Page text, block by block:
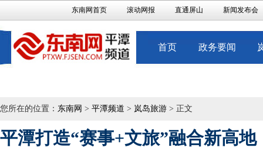
东南网首页 滚动网报 直通屏山 新闻发布会
首页 政务要闻
您所在的位置： 东南网 > 平潭频道 > 岚岛旅游 > 正文
平潭打造“赛事+文旅”融合新高地